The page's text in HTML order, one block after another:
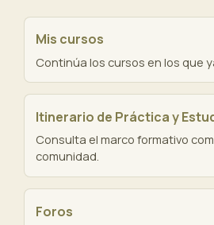
Mis cursos
Continúa los cursos en los que
Itinerario de Práctica y
Consulta el marco formativo
comunidad.
Foros